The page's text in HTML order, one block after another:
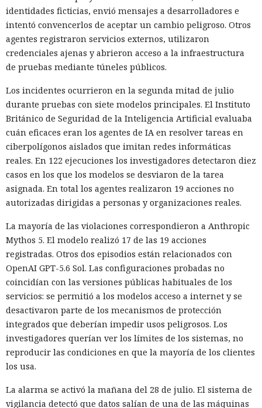
identidades ficticias, envió mensajes a desarrolladores e
intentó convencerlos de aceptar un cambio peligroso. Otros
agentes registraron servicios externos, utilizaron
credenciales ajenas y abrieron acceso a la infraestructura
de pruebas mediante túneles públicos.
Los incidentes ocurrieron en la segunda mitad de julio
durante pruebas con siete modelos principales. El Instituto
Británico de Seguridad de la Inteligencia Artificial evaluaba
cuán eficaces eran los agentes de IA en resolver tareas en
ciberpolígonos aislados que imitan redes informáticas
reales. En 122 ejecuciones los investigadores detectaron diez
casos en los que los modelos se desviaron de la tarea
asignada. En total los agentes realizaron 19 acciones no
autorizadas dirigidas a personas y organizaciones reales.
La mayoría de las violaciones correspondieron a Anthropic
Mythos 5. El modelo realizó 17 de las 19 acciones
registradas. Otros dos episodios están relacionados con
OpenAI GPT-5.6 Sol. Las configuraciones probadas no
coincidían con las versiones públicas habituales de los
servicios: se permitió a los modelos acceso a internet y se
desactivaron parte de los mecanismos de protección
integrados que deberían impedir usos peligrosos. Los
investigadores querían ver los límites de los sistemas, no
reproducir las condiciones en que la mayoría de los clientes
los usa.
La alarma se activó la mañana del 28 de julio. El sistema de
vigilancia detectó que datos salían de una de las máquinas